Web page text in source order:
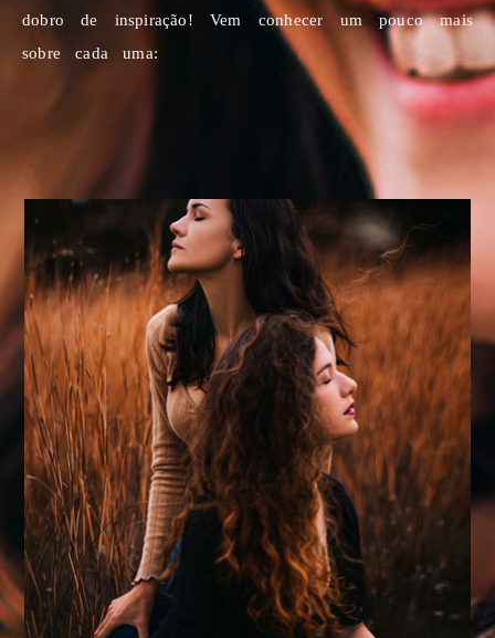
dobro de inspiração! Vem conhecer um pouco mais
sobre cada uma: